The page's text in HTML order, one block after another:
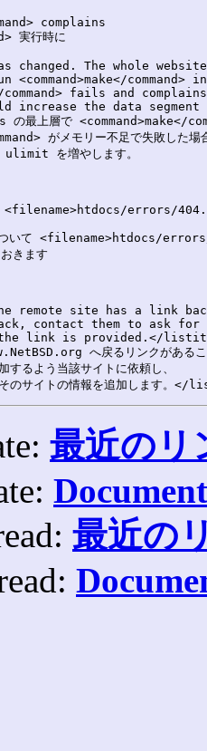
complains
実行時に
changed. The whole
fails and
increase the data
最上層で <command>make</
がメモリー不足で失敗した場
ulimit を増やします。
errors/
いて <filename>htdocs/
きます
site has a link back
contact them to ask for
link is provided.</
へ戻るリンクがあるこ
るよう当該サイトに依頼し、
最近のリ
最近の